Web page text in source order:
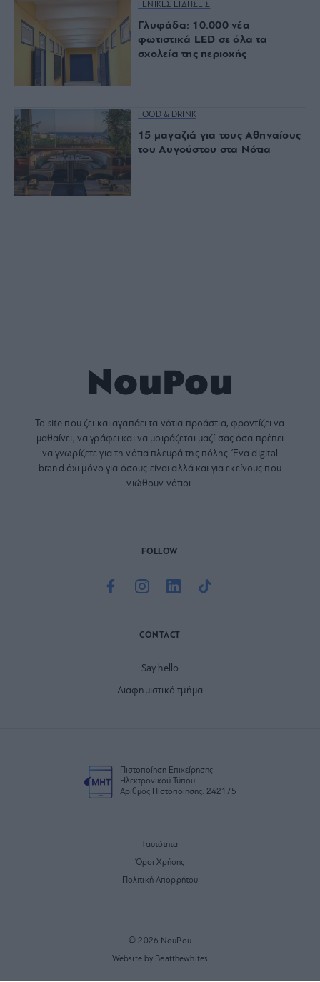
ΓΕΝΙΚΕΣ ΕΙΔΗΣΕΙΣ
Γλυφάδα: 10.000 νέα
φωτιστικά LED σε όλα τα
σχολεία της περιοχής
FOOD & DRINK
15 μαγαζιά για τους Αθηναίους
του Αυγούστου στα Νότια
Το site που ζει και αγαπάει τα νότια προάστια, φροντίζει να
μαθαίνει, να γράφει και να μοιράζεται μαζί σας όσα πρέπει
να γνωρίζετε για τη νότια πλευρά της πόλης. Ένα digital
brand όχι μόνο για όσους είναι αλλά και για εκείνους που
νιώθουν νότιοι.
FOLLOW
CONTACT
Say hello
Διαφημιστικό τμήμα
Πιστοποίηση Επιχείρησης
Ηλεκτρονικού Τύπου
Αριθμός Πιστοποίησης: 242175
Ταυτότητα
Όροι Χρήσης
Πολιτική Απορρήτου
© 2026 NouPou
Website by Beatthewhites